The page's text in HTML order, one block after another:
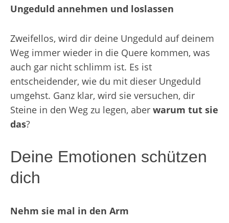
Ungeduld annehmen und loslassen
Zweifellos, wird dir deine Ungeduld auf deinem
Weg immer wieder in die Quere kommen, was
auch gar nicht schlimm ist. Es ist
entscheidender, wie du mit dieser Ungeduld
umgehst. Ganz klar, wird sie versuchen, dir
Steine in den Weg zu legen, aber warum tut sie
das?
Deine Emotionen schützen
dich
Nehm sie mal in den Arm